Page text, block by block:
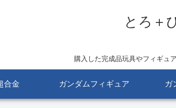
とろ＋
購入した完成品玩具やフィギュ
合金 ガンダムフィギュア ガ